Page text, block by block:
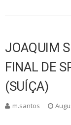
JOAQUIM
FINAL DE
(SUÍÇA)
m.santos